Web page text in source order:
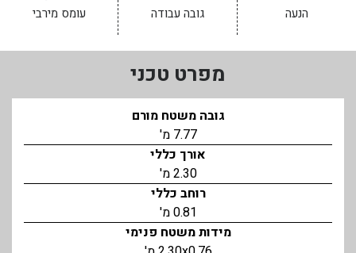
הנעה גובה עבודה עומס מירבי
מפרט טכני
גובה משטח מורם
7.77 מ'
אורך כללי
2.30 מ'
רוחב כללי
0.81 מ'
מידות משטח פנימי